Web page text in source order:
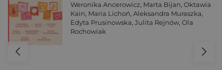
Weronika Ancerowicz, Marta Bijan, Oktawia
Kain, Maria Lichoń, Aleksandra Muraszka,
Edyta Prusinowska, Julita Rejnów, Ola
Rochowiak